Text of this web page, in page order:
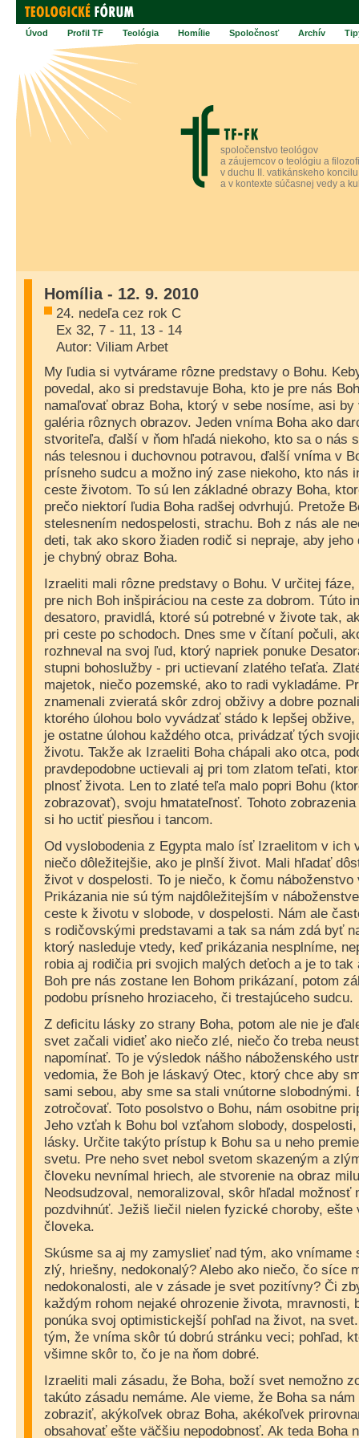
Úvod Profil TF Teológia Homílie Spoločnosť Archív
spoločenstvo teológov
a záujemcov o teológiu a
v duchu II. vatikánskeho koncilu
a v kontexte súčasnej vedy a
Homília - 12. 9. 2010
24. nedeľa cez rok C
Ex 32, 7 - 11, 13 - 14
Autor: Viliam Arbet
My ľudia si vytvárame rôzne predstavy o Bohu.
povedal, ako si predstavuje Boha, kto je pre nás
namaľovať obraz Boha, ktorý v sebe nosíme, asi
galéria rôznych obrazov. Jeden vníma Boha ako
stvoriteľa, ďalší v ňom hľadá niekoho, kto sa o nás
nás telesnou i duchovnou potravou, ďalší vníma v
prísneho sudcu a možno iný zase niekoho, kto nás
ceste životom. To sú len základné obrazy Boha,
prečo niektorí ľudia Boha radšej odvrhujú. Pretože
stelesnením nedospelosti, strachu. Boh z nás ale
deti, tak ako skoro žiaden rodič si nepraje, aby jeho
je chybný obraz Boha.
Izraeliti mali rôzne predstavy o Bohu. V určitej
pre nich Boh inšpiráciou na ceste za dobrom. Túto
desatoro, pravidlá, ktoré sú potrebné v živote tak,
pri ceste po schodoch. Dnes sme v čítaní počuli,
rozhneval na svoj ľud, ktorý napriek ponuke
stupni bohoslužby - pri uctievaní zlatého teľaťa.
majetok, niečo pozemské, ako to radi vykladáme.
znamenali zvieratá skôr zdroj obživy a dobre
ktorého úlohou bolo vyvádzať stádo k lepšej
je ostatne úlohou každého otca, privádzať tých
životu. Takže ak Izraeliti Boha chápali ako otca,
pravdepodobne uctievali aj pri tom zlatom teľati,
plnosť života. Len to zlaté teľa malo popri Bohu
zobrazovať), svoju hmatateľnosť. Tohoto
si ho uctiť piesňou i tancom.
Od vyslobodenia z Egypta malo ísť Izraelitom v ich
niečo dôležitejšie, ako je plnší život. Mali hľadať
život v dospelosti. To je niečo, k čomu
Prikázania nie sú tým najdôležitejším v
ceste k životu v slobode, v dospelosti. Nám ale
s rodičovskými predstavami a tak sa nám zdá byť
ktorý nasleduje vtedy, keď prikázania nesplníme,
robia aj rodičia pri svojich malých deťoch a je to
Boh pre nás zostane len Bohom prikázaní, potom
podobu prísneho hroziaceho, či trestajúceho sudcu.
Z deficitu lásky zo strany Boha, potom ale nie je
svet začali vidieť ako niečo zlé, niečo čo treba
napomínať. To je výsledok nášho náboženského
vedomia, že Boh je láskavý Otec, ktorý chce aby
sami sebou, aby sme sa stali vnútorne slobodnými.
zotročovať. Toto posolstvo o Bohu, nám osobitne
Jeho vzťah k Bohu bol vzťahom slobody,
lásky. Určite takýto prístup k Bohu sa u neho
svetu. Pre neho svet nebol svetom skazeným a
človeku nevnímal hriech, ale stvorenie na obraz
Neodsudzoval, nemoralizoval, skôr hľadal možnosť
pozdvihnúť. Ježiš liečil nielen fyzické choroby, ešte
človeka.
Skúsme sa aj my zamyslieť nad tým, ako vnímame
zlý, hriešny, nedokonalý? Alebo ako niečo, čo síce
nedokonalosti, ale v zásade je svet pozitívny? Či
každým rohom nejaké ohrozenie života, mravnosti,
ponúka svoj optimistickejší pohľad na život, na
tým, že vníma skôr tú dobrú stránku veci; pohľad,
všimne skôr to, čo je na ňom dobré.
Izraeliti mali zásadu, že Boha, boží svet nemožno
takúto zásadu nemáme. Ale vieme, že Boha sa
zobraziť, akýkoľvek obraz Boha, akékoľvek
obsahovať ešte väčšiu nepodobnosť. Ak teda Boha